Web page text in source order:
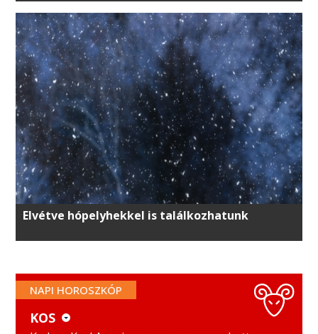
Elvétve hópelyhekkel is találkozhatunk
NAPI HOROSZKÓP
KOS
KOS